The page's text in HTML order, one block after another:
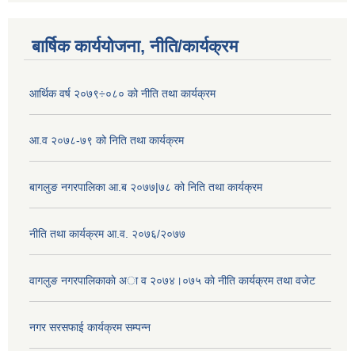
बार्षिक कार्ययोजना, नीति/कार्यक्रम
आर्थिक वर्ष २०७९÷०८० को नीति तथा कार्यक्रम
आ.व २०७८-७९ को निति तथा कार्यक्रम
बागलुङ नगरपालिका आ.ब २०७७|७८ को निति तथा कार्यक्रम
नीति तथा कार्यक्रम आ.व. २०७६/२०७७
वागलुङ नगरपालिकाकाे अा‍ व २०७४।०७५ काे नीति कार्यक्रम तथा वजेट
नगर सरसफाई कार्यक्रम सम्पन्न